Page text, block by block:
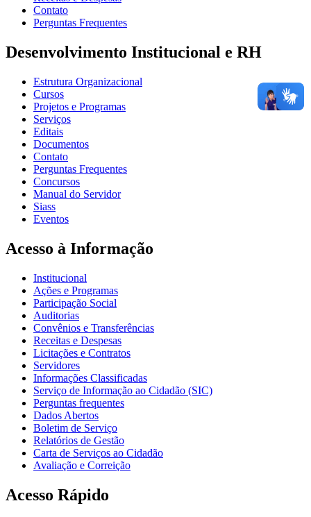
Contato
Perguntas Frequentes
Desenvolvimento Institucional e RH
Estrutura Organizacional
Cursos
Projetos e Programas
Serviços
Editais
Documentos
Contato
Perguntas Frequentes
Concursos
Manual do Servidor
Siass
Eventos
Acesso à Informação
Institucional
Ações e Programas
Participação Social
Auditorias
Convênios e Transferências
Receitas e Despesas
Licitações e Contratos
Servidores
Informações Classificadas
Serviço de Informação ao Cidadão (SIC)
Perguntas frequentes
Dados Abertos
Boletim de Serviço
Relatórios de Gestão
Carta de Serviços ao Cidadão
Avaliação e Correição
Acesso Rápido